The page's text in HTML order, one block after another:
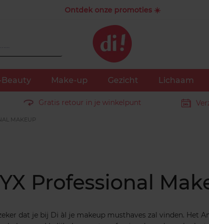
Ontdek onze promoties ☀️
Beauty Make-up Gezicht Lichaam
Gratis retour in je winkelpunt
MAKEUP
Professional
dat je bij Di àl je makeup musthaves zal vinden. Het